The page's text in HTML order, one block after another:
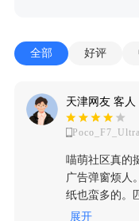
全部 好评
天津网友 客人
Poco_F7_Ultra
喵萌社区真的
广告弹窗烦人
纸也蛮多的。
机器人尬聊。
展开